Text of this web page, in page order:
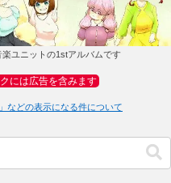
ユニットの1stアルバムです
には広告を含みます
などの表示になる件について